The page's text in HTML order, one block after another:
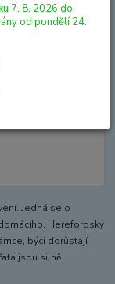
kráva
Jedná se o
Herefordský
býci dorůstají
jsou silně
7. 8. 2026 do
od pondělí 24.